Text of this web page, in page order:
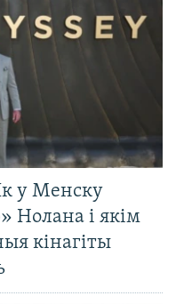
у Менску
Нолана і якім
кінагіты